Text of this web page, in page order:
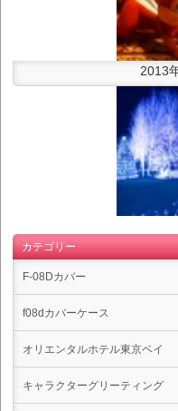
2013
カテゴリー
F-08Dカバー
f08dカバーケース
オリエンタルホテル東京ベイ
キャラクターグリーティング